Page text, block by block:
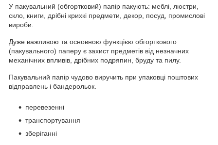
перевезенні
транспортування
зберіганні
Пакувальний папір чудово виручить при упаковці поштових
відправлень і бандерольок.
Дуже важливою та основною функцією обгорткового
(пакувального) паперу є захист предметів від незначних
механічних впливів, дрібних подряпин, бруду та пилу.
У пакувальний (обгортковий) папір пакують: меблі, люстри,
скло, книги, дрібні крихкі предмети, декор, посуд, промислові
вироби.